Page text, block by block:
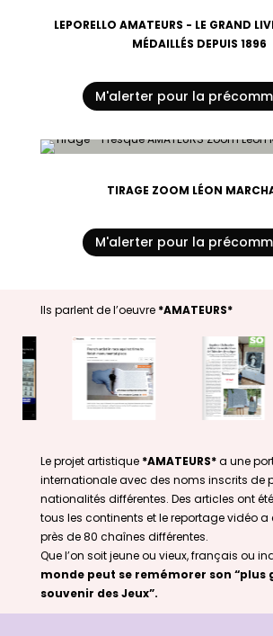
LEPORELLO AMATEURS - LE GRAND
MÉDAILLÉS DEPUIS 1896
M'alerter pour la
TIRAGE ZOOM LÉON
M'alerter pour la
Ils parlent de l’oeuvre *AMATEURS*
Le projet artistique *AMATEURS*a une
internationale avec des noms inscrits de
nationalités différentes. Des articles ont
tous les continents et le reportage vidéo a
près de 80 chaînes différentes.
Que l’on soit jeune ou vieux, français ou
monde peut se remémorer son “plus
souvenir des Jeux”.